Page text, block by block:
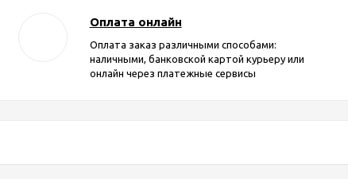
Оплата онлайн
Оплата заказ различными способами:
наличными, банковской картой курьеру или
онлайн через платежные сервисы